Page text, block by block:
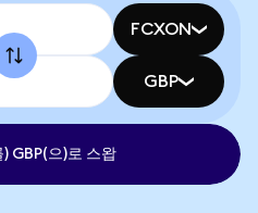
FCXON
GBP
GBP(으)로 스왑